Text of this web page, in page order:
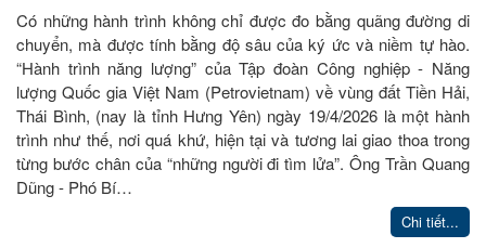
Có những hành trình không chỉ được đo bằng quãng đường di
chuyển, mà được tính bằng độ sâu của ký ức và niềm tự hào.
“Hành trình năng lượng” của Tập đoàn Công nghiệp - Năng
lượng Quốc gia Việt Nam (Petrovietnam) về vùng đất Tiền Hải,
Thái Bình, (nay là tỉnh Hưng Yên) ngày 19/4/2026 là một hành
trình như thế, nơi quá khứ, hiện tại và tương lai giao thoa trong
từng bước chân của “những người đi tìm lửa”. Ông Trần Quang
Dũng - Phó Bí…
Chi tiết...